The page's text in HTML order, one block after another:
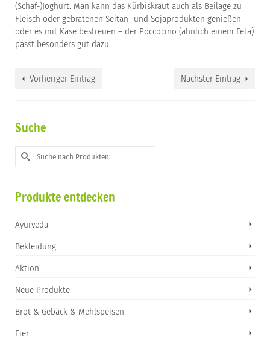
(Schaf-)Joghurt. Man kann das Kürbiskraut auch als Beilage zu
Fleisch oder gebratenen Seitan- und Sojaprodukten genießen
oder es mit Käse bestreuen – der Poccocino (ähnlich einem Feta)
passt besonders gut dazu.
Vorheriger Eintrag Nächster Eintrag
Suche
Suche
nach:
Produkte entdecken
Ayurveda
Bekleidung
Aktion
Neue Produkte
Brot & Gebäck & Mehlspeisen
Eier